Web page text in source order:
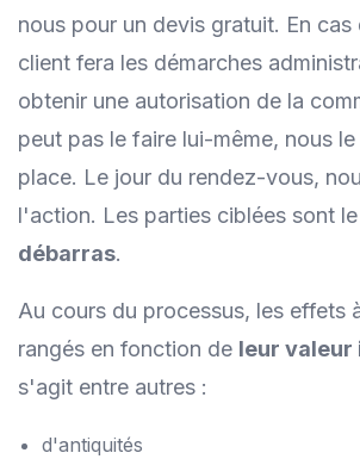
nous pour un devis gratuit. En
client fera les démarches
obtenir une autorisation de la
peut pas le faire lui-même, nous
place. Le jour du rendez-vous,
l'action. Les parties ciblées sont
débarras.
Au cours du processus, les effets
rangés en fonction de leur valeur
s'agit entre autres :
d'antiquités